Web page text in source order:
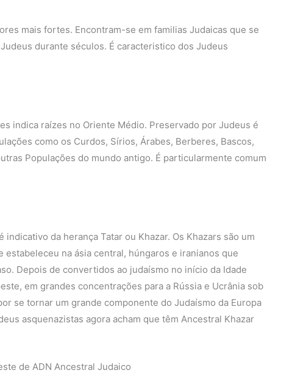
mais fortes. Encontram-se em familias Judaicas que se
durante séculos. É caracteristico dos Judeus
indica raízes no Oriente Médio. Preservado por Judeus é
como os Curdos, Sírios, Árabes, Berberes, Bascos,
Populações do mundo antigo. É particularmente comum
da herança Tatar ou Khazar. Os Khazars são um
estabeleceu na ásia central, húngaros e iranianos que
Depois de convertidos ao judaísmo no início da Idade
em grandes concentrações para a Rússia e Ucrânia sob
se tornar um grande componente do Judaísmo da Europa
asquenazistas agora acham que têm Ancestral Khazar
de ADN Ancestral Judaico